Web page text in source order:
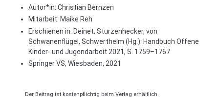
Autor*in: Christian Bernzen
Mitarbeit: Maike Reh
Erschienen in: Deinet, Sturzenhecker, von
Schwanenflügel, Schwerthelm (Hg.): Handbuch Offene
Kinder- und Jugendarbeit 2021, S. 1759–1767
Springer VS, Wiesbaden, 2021
Der Beitrag ist kostenpflichtig beim Verlag erhältlich.